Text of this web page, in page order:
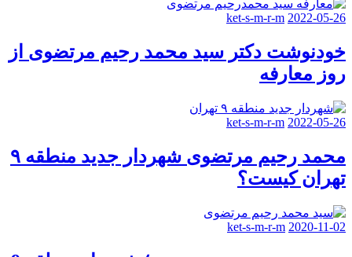
ket-s-m-r-m 2022-05-26
خودنوشت دکتر سید محمد رحیم مرتضوی از
روز معارفه
ket-s-m-r-m 2022-05-26
محمد رحیم مرتضوی شهردار جدید منطقه ۹
تهران کیست؟
ket-s-m-r-m 2020-11-02